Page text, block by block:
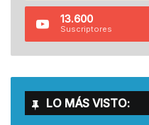
13.600
Suscriptores
LO MÁS VISTO: